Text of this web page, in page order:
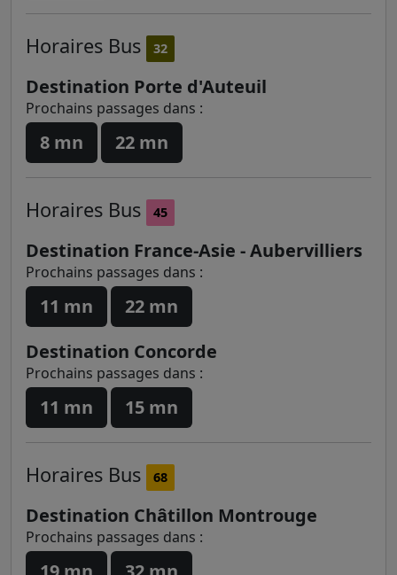
Horaires Bus 32
Destination Porte d'Auteuil
Prochains passages dans :
8 mn 22 mn
Horaires Bus 45
Destination France-Asie - Aubervilliers
Prochains passages dans :
11 mn
22 mn
Destination Concorde
Prochains passages dans :
11 mn 15 mn
Horaires Bus 68
Destination Châtillon Montrouge
Prochains passages dans :